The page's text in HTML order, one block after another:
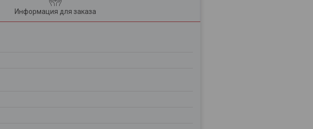
Информация для заказа